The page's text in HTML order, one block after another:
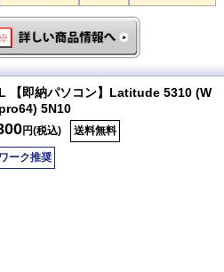
【即納パソコン】Latitude 5310 (W
5N10
円(税込) 送料無料
ーク推奨